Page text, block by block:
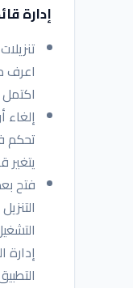
إدارة
اعرف
إلغاء
تحكم
يتغير
فتح